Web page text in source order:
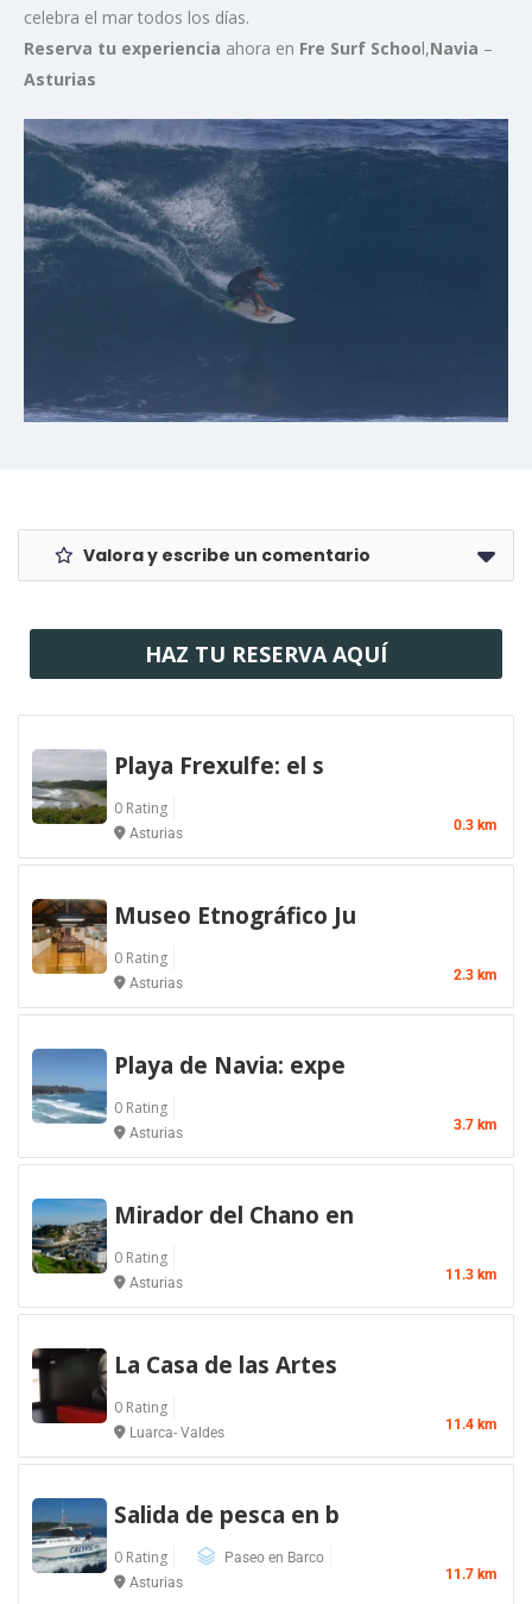
celebra el mar todos los días.
Reserva tu experiencia ahora en Fre Surf School,Navia –
Asturias
Valora y escribe un comentario
HAZ TU RESERVA AQUÍ
Playa Frexulfe: el s
0 Rating
Asturias 0.3 km
Museo Etnográfico Ju
0 Rating
Asturias 2.3 km
Playa de Navia: expe
0 Rating
Asturias 3.7 km
Mirador del Chano en
0 Rating
Asturias 11.3 km
La Casa de las Artes
0 Rating
Luarca- Valdes 11.4 km
Salida de pesca en b
0 Rating
Paseo en Barco
Asturias
11.7 km